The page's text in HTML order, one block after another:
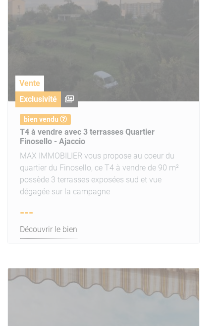
Vente
Exclusivité
bien vendu
T4 à vendre avec 3 terrasses Quartier
Finosello - Ajaccio
MAX IMMOBILIER vous propose au coeur du
quartier du Finosello, ce T4 à vendre de 90 m²
possède 3 terrasses exposées sud et vue
dégagée sur la campagne
---
Découvrir le bien